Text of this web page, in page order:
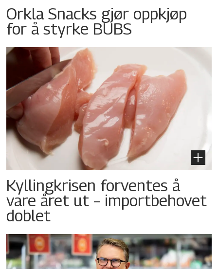
Orkla Snacks gjør oppkjøp
for å styrke BUBS
Kyllingkrisen forventes å
vare året ut – importbehovet
doblet